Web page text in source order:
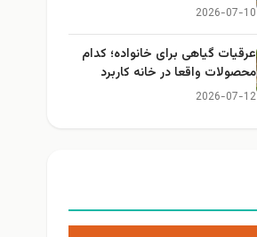
2026-07-10
عرقیات گیاهی برای خانواده؛ کدام
محصولات واقعا در خانه کاربرد
دارند؟
2026-07-12